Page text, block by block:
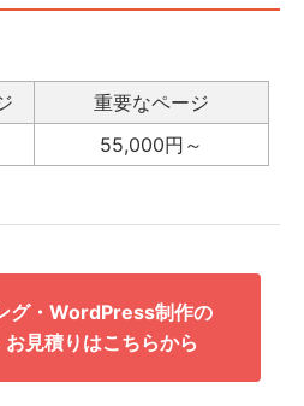
重要なページ
55,000円～
グ・WordPress制作の
見積りはこちらから